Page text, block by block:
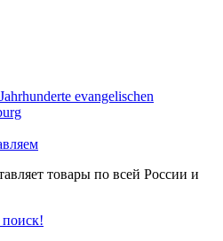
evangelischen
товары по всей России и